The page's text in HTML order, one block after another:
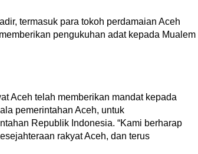
termasuk para tokoh perdamaian Aceh
pengukuhan adat kepada Mualem
Aceh telah memberikan mandat kepada
pemerintahan Aceh, untuk
Republik Indonesia. “Kami berharap
rakyat Aceh, dan terus